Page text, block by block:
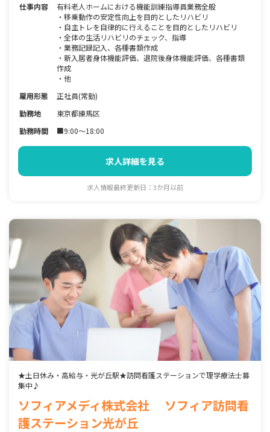
仕事内容
有料老人ホームにおける機能訓練指導員業務全般
・移乗動作の安定性向上を目的としたリハビリ
・自主トレを自律的に行えることを目的としたリハビリ
・全体の生活リハビリのチェック、指導
・業務記録記入、各種書類作成
・新入居者身体機能評価、退院後身体機能評価、各種書類
作成
・他
雇用形態
正社員(常勤)
勤務地
東京都練馬区
勤務時間
■9:00～18:00
求人詳細を見る
求人情報最終更新日：3か月以前
★土日休み・高給与・光が丘駅★訪問看護ステーションで理学療法士募
集中♪
ソフィアメディ株式会社 ソフィア訪問看
護ステーション光が丘